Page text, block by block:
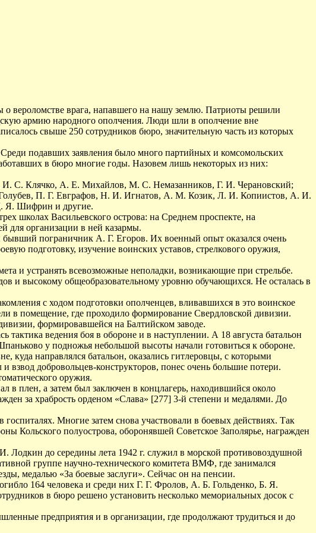
о вероломстве врага, напавшего на нашу землю. Патриоты решили
армию народного ополчения. Люди шли в ополчение вне
свыше 250 сотрудников бюро, значительную часть из которых
подавших заявления было много партийных и комсомольских
в бюро многие годы. Назовем лишь некоторых из них:
И. С. Клячко, А. Е. Михайлов, М. С. Немазанников, Г. И. Черановский;
П. Г. Евграфов, Н. И. Игнатов, А. М. Козик, Л. И. Копиистов, А. И.
Я. Шифрин и другие.
школах Васильевского острова: на Среднем проспекте, на
для организации в ней казармы.
пограничник А. Г. Егоров. Их военный опыт оказался очень
подготовку, изучение воинских уставов, стрелкового оружия,
и устранять всевозможные неполадки, возникающие при стрельбе.
и высокому общеобразовательному уровню обучающихся. Не осталась в
с ходом подготовки ополченцев, вливавшихся в это воинское
в помещение, где проходило формирование Свердловской дивизии.
формировавшейся на Балтийском заводе.
ведения боя в обороне и в наступлении. А 18 августа батальон
у подножья небольшой высоты начали готовиться к обороне.
направлялся батальон, оказались гитлеровцы, с которыми
взвод добровольцев-конструкторов, понес очень большие потери.
оружия.
в плен, а затем был заключен в концлагерь, находившийся около
за храбрость орденом «Слава» [277] 3-й степени и медалями. До
Многие затем снова участвовали в боевых действиях. Так
Кольского полуострова, оборонявшей Советское Заполярье, награжден
Лодкин до середины лета 1942 г. служил в морской противовоздушной
группе научно-технического комитета ВМФ, где занимался
медалью «За боевые заслуги». Сейчас он на пенсии.
164 человека и среди них Г. Г. Фролов, А. Б. Гольденко, Б. Я.
в бюро решено установить несколько мемориальных досок с
предприятия и в организации, где продолжают трудиться и до